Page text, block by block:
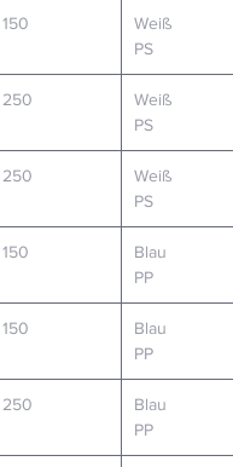
150
Weiß
PS
250
Weiß
PS
250
Weiß
PS
150
Blau
PP
150
Blau
PP
250
Blau
PP